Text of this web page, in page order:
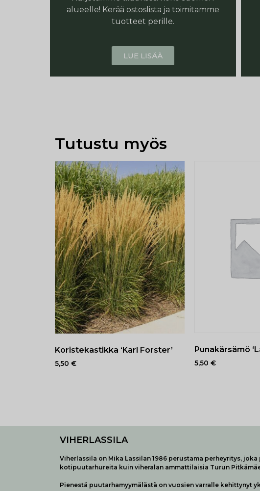
alueelle! Kerää ostoslista ja toimitamme
tuotteet perille.
LUE LISÄÄ
Tutustu myös
Koristekastikka ‘Karl Forster’
5,50 €
Punakärsämö
5,50 €
VIHERLASSILA
Viherlassila on Mika Lassilan 1986 perustama perheyritys,
kotipuutarhureita kuin viheralan ammattilaisia Turun
Pienestä puutarhamyymälästä on vuosien varralle kehittynyt